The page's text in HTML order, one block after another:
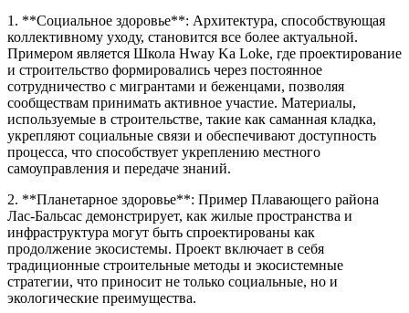
1. **Социальное здоровье**: Архитектура, способствующая
коллективному уходу, становится все более актуальной.
Примером является Школа Hway Ka Loke, где проектирование
и строительство формировались через постоянное
сотрудничество с мигрантами и беженцами, позволяя
сообществам принимать активное участие. Материалы,
используемые в строительстве, такие как саманная кладка,
укрепляют социальные связи и обеспечивают доступность
процесса, что способствует укреплению местного
самоуправления и передаче знаний.
2. **Планетарное здоровье**: Пример Плавающего района
Лас-Бальсас демонстрирует, как жилые пространства и
инфраструктура могут быть спроектированы как
продолжение экосистемы. Проект включает в себя
традиционные строительные методы и экосистемные
стратегии, что приносит не только социальные, но и
экологические преимущества.